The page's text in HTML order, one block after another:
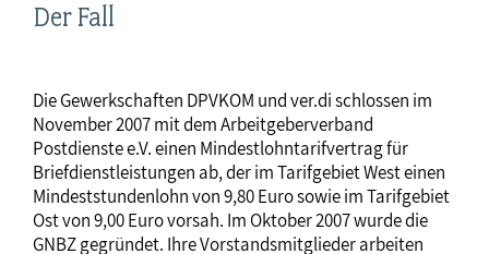
Der Fall
Die Gewerkschaften DPVKOM und ver.di schlossen im
November 2007 mit dem Arbeitgeberverband
Postdienste e.V. einen Mindestlohntarifvertrag für
Briefdienstleistungen ab, der im Tarifgebiet West einen
Mindeststundenlohn von 9,80 Euro sowie im Tarifgebiet
Ost von 9,00 Euro vorsah. Im Oktober 2007 wurde die
GNBZ gegründet. Ihre Vorstandsmitglieder arbeiten